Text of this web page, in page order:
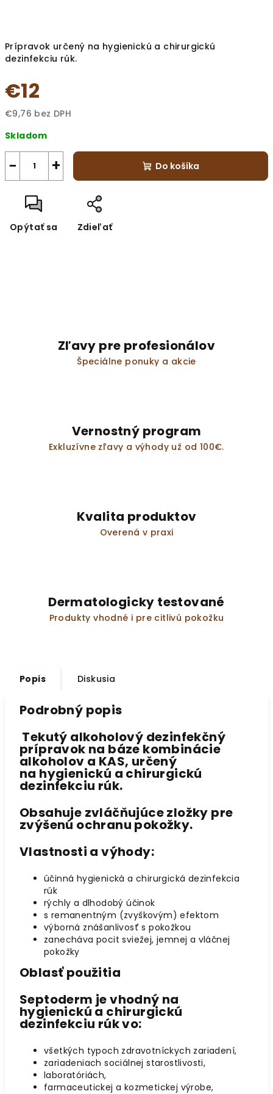
Prípravok určený na hygienickú a chirurgickú
dezinfekciu rúk.
€12
€9,76 bez DPH
cena:
Skladom
+
− Do košíka
Opýtať sa Zdieľať
Zľavy pre profesionálov
Špeciálne ponuky a akcie
Vernostný program
Exkluzívne zľavy a výhody už od 100€.
Kvalita produktov
Overená v praxi
Dermatologicky testované
Produkty vhodné i pre citlivú pokožku
Popis Diskusia
Podrobný popis
Tekutý alkoholový dezinfekčný
prípravok na báze kombinácie
alkoholov a KAS, určený
na hygienickú a chirurgickú
dezinfekciu rúk.
Obsahuje zvláčňujúce zložky pre
zvýšenú ochranu pokožky.
Vlastnosti a výhody:
účinná hygienická a chirurgická dezinfekcia
rúk
rýchly a dlhodobý účinok
s remanentným (zvyškovým) efektom
výborná znášanlivosť s pokožkou
zanecháva pocit sviežej, jemnej a vláčnej
pokožky
Oblasť použitia
Septoderm je vhodný na
hygienickú a chirurgickú
dezinfekciu rúk vo:
všetkých typoch zdravotníckych zariadení,
zariadeniach sociálnej starostlivosti,
laboratóriách,
farmaceutickej a kozmetickej výrobe,